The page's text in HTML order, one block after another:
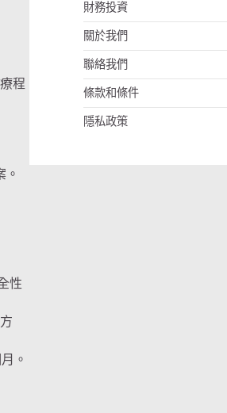
程
。
性
。
財務投資
關於我們
聯絡我們
條款和條件
隱私政策